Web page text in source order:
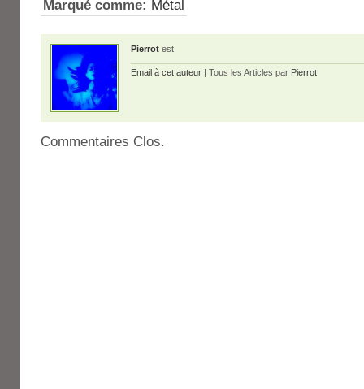
Marqué comme: Métal
Pierrot est
Email à cet auteur | Tous les Articles par Pierrot
Commentaires Clos.